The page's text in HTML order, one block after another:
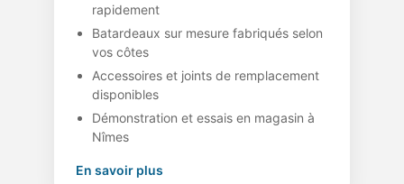
rapidement
Batardeaux sur mesure fabriqués selon
vos côtes
Accessoires et joints de remplacement
disponibles
Démonstration et essais en magasin à
Nîmes
En savoir plus